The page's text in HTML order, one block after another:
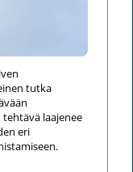
tutka
laajenee
eri